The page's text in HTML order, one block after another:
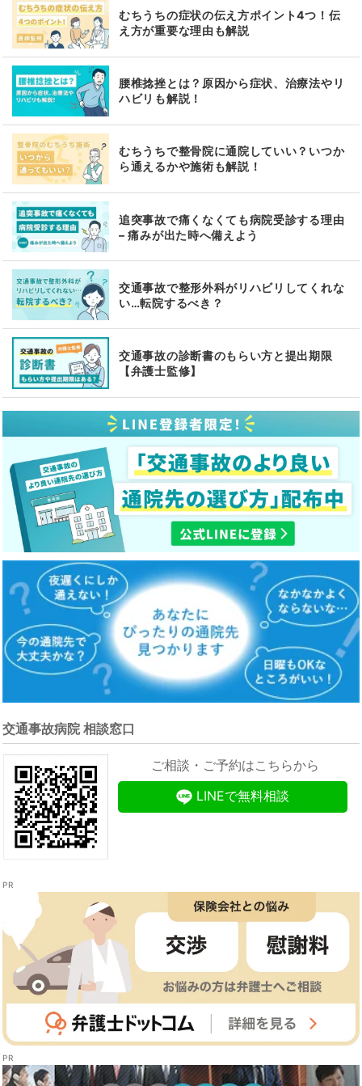
むちうちの症状の伝え方ポイント4つ！伝
え方が重要な理由も解説
腰椎捻挫とは？原因から症状、治療法やリ
ハビリも解説！
むちうちで整骨院に通院していい？いつか
ら通えるかや施術も解説！
追突事故で痛くなくても病院受診する理由
– 痛みが出た時へ備えよう
交通事故で整形外科がリハビリしてくれな
い…転院するべき？
交通事故の診断書のもらい方と提出期限
【弁護士監修】
交通事故病院 相談窓口
ご相談・ご予約はこちらから
LINEで無料相談